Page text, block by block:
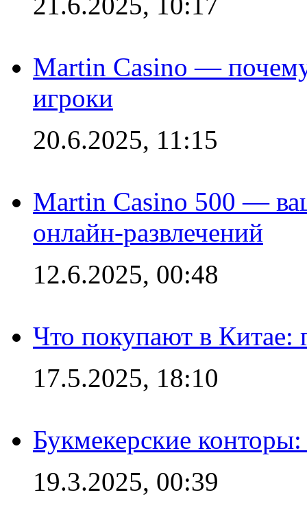
Martin Casino —
игроки
20.6.2025, 11:15
Martin Casino 500 —
онлайн-развлечений
12.6.2025, 00:48
Что покупают в Китае:
17.5.2025, 18:10
Букмекерские
19.3.2025, 00:39